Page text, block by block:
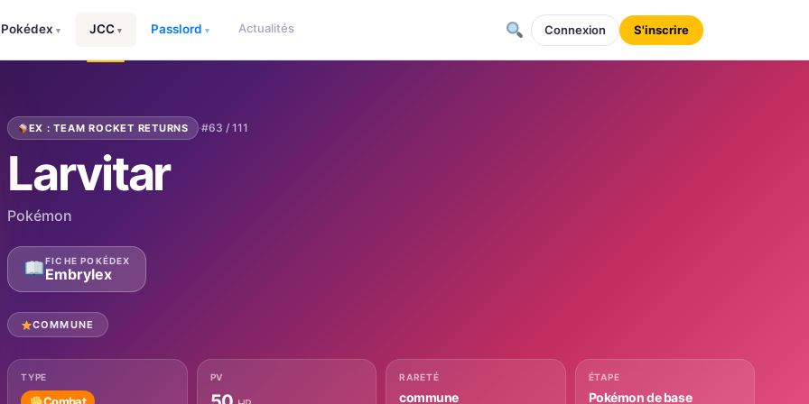
Pokédex ▾ JCC ▾ Passlord ▾ Actualités Connexion S'inscrire
EX : TEAM ROCKET RETURNS ·#63 / 111
Larvitar
Pokémon
FICHE POKÉDEX
Embrylex
COMMUNE
TYPE PV RARETÉ
commune
ÉTAPE
Pokémon de base